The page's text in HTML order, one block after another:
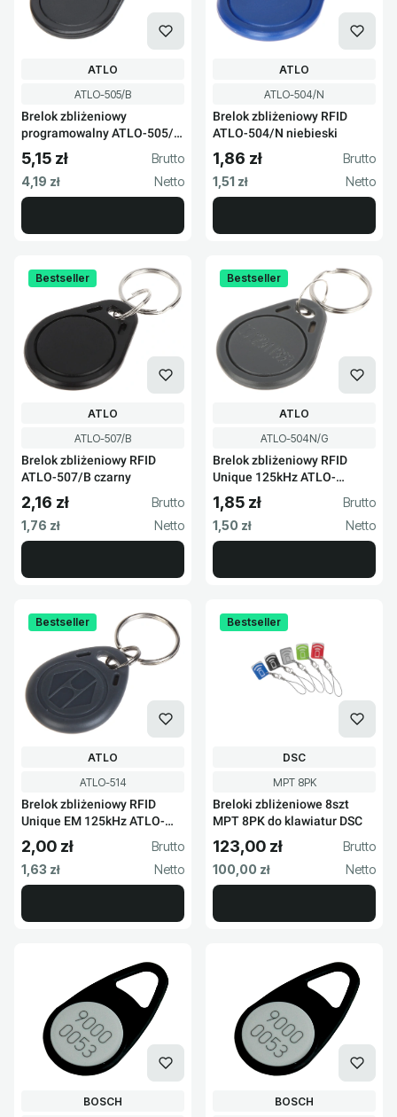
Kod produktu
ATLO-505/B
Brelok zbliżeniowy
programowalny ATLO-505/B
czarny
PRODUCENT
ATLO
Cena brutto
5,15 zł
Cena netto
4,19 zł
Kod produktu
ATLO-504/N
Brelok zbliżeniowy RFID
ATLO-504/N niebieski
PRODUCENT
ATLO
Cena brutto
1,86 zł
Cena netto
1,51 zł
Bestseller
Kod produktu
ATLO-507/B
Brelok zbliżeniowy RFID
ATLO-507/B czarny
PRODUCENT
ATLO
Cena brutto
2,16 zł
Cena netto
1,76 zł
Bestseller
Kod produktu
ATLO-504N/G
Brelok zbliżeniowy RFID
Unique 125kHz ATLO-
504N/G
PRODUCENT
ATLO
Cena brutto
1,85 zł
Cena netto
1,50 zł
Bestseller
Kod produktu
ATLO-514
Brelok zbliżeniowy RFID
Unique EM 125kHz ATLO-
514
PRODUCENT
ATLO
Cena brutto
2,00 zł
Cena netto
1,63 zł
Bestseller
Kod produktu
MPT 8PK
Breloki zbliżeniowe 8szt
MPT 8PK do klawiatur DSC
PRODUCENT
DSC
Cena brutto
123,00 zł
Cena netto
100,00 zł
PRODUCENT
BOSCH PRODUCENT
BOSCH